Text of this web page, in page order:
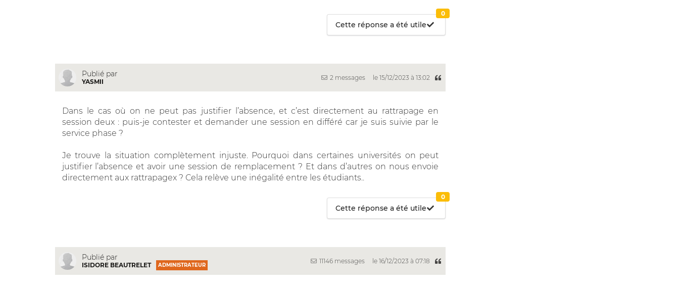
Cette réponse a été utile
0
Publié par
YASMII
2 messages le 15/12/2023 à 13:02
Dans le cas où on ne peut pas justifier l’absence, et c’est directement au rattrapage en
session deux : puis-je contester et demander une session en différé car je suis suivie par le
service phase ?
Je trouve la situation complètement injuste. Pourquoi dans certaines universités on peut
justifier l’absence et avoir une session de remplacement ? Et dans d’autres on nous envoie
directement aux rattrapagex ? Cela relève une inégalité entre les étudiants..
Cette réponse a été utile
0
Publié par
ISIDORE BEAUTRELET ADMINISTRATEUR
11146 messages le 16/12/2023 à 07:18